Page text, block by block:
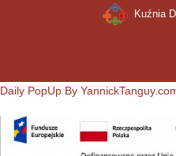
Kuźnia
Daily PopUp By